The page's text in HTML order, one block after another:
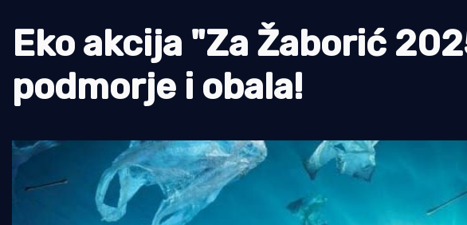
Tradicija i kultura
Eko akcija "Za Žaborić
podmorje i obala!